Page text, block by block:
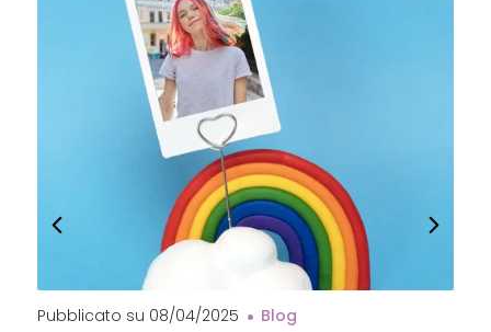
Pubblicato su 08/04/2025 Blog